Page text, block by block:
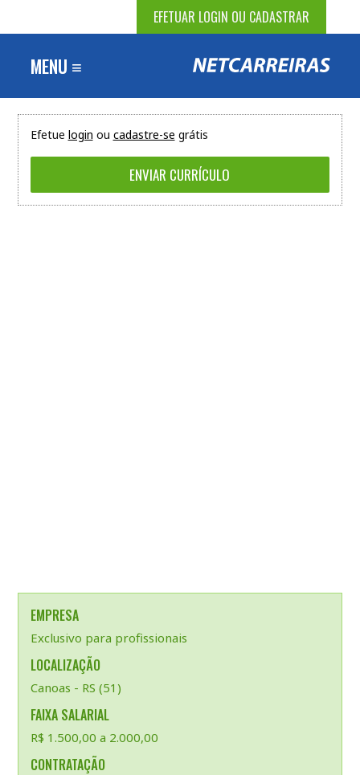
EFETUAR LOGIN OU CADASTRAR
MENU ≡
Efetue login ou cadastre-se grátis
EMPRESA
Exclusivo para profissionais
LOCALIZAÇÃO
Canoas - RS (51)
FAIXA SALARIAL
R$ 1.500,00 a 2.000,00
CONTRATAÇÃO